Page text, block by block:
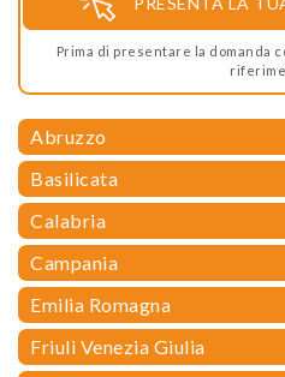
Prima di presentare la domanda
Abruzzo
Basilicata
Calabria
Campania
Emilia Romagna
Friuli Venezia Giulia